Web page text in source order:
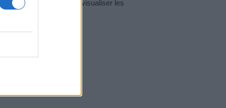
l’état de l’endomètre, visualiser les